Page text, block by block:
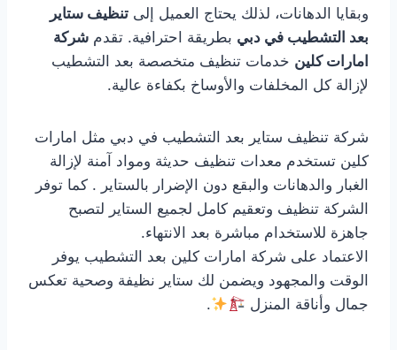
وبقايا الدهانات، لذلك يحتاج العميل إلى تنظيف ستاير
بعد التشطيب في دبي بطريقة احترافية. تقدم شركة
امارات كلين خدمات تنظيف متخصصة بعد التشطيب
لإزالة كل المخلفات والأوساخ بكفاءة عالية.
شركة تنظيف ستاير بعد التشطيب في دبي مثل امارات
كلين تستخدم معدات تنظيف حديثة ومواد آمنة لإزالة
الغبار والدهانات والبقع دون الإضرار بالستاير . كما توفر
الشركة تنظيف وتعقيم كامل لجميع الستاير لتصبح
جاهزة للاستخدام مباشرة بعد الانتهاء.
الاعتماد على شركة امارات كلين بعد التشطيب يوفر
الوقت والمجهود ويضمن لك ستاير نظيفة وصحية تعكس
جمال وأناقة المنزل
.